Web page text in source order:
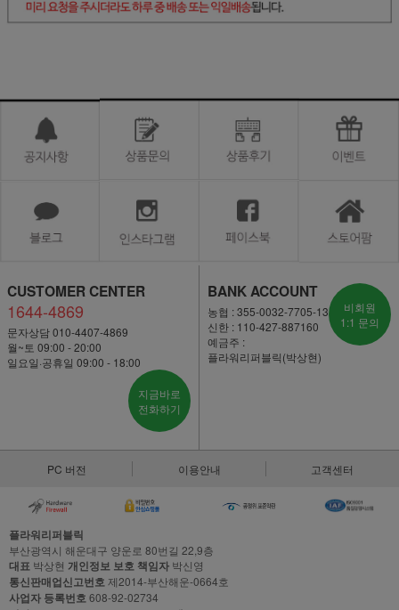
CUSTOMER CENTER
1644-4869
문자상담 010-4407-4869
월~토 09:00 - 20:00
일요일·공휴일 09:00 - 18:00
지금바로
전화하기
BANK ACCOUNT
농협 : 355-0032-7705-13
신한 : 110-427-887160
예금주 :
플라워리퍼블릭(박상현)
비회원
1:1 문의
PC 버전 이용안내 고객센터
플라워리퍼블릭
부산광역시 해운대구 양운로 80번길 22,9층
대표 박상현 개인정보 보호 책임자 박신영
통신판매업신고번호 제2014-부산해운-0664호
사업자 등록번호 608-92-02734